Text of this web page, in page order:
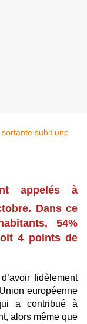
appelés à
Dans ce
54%
4 points de
fidèlement
européenne
a contribué à
alors même que